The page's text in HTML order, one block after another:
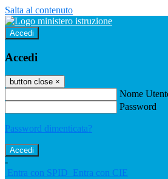
Salta al contenuto
Accedi
Accedi
button close ×
Nome
Password
Password dimenticata?
-
Entra con SPID Entra con CIE